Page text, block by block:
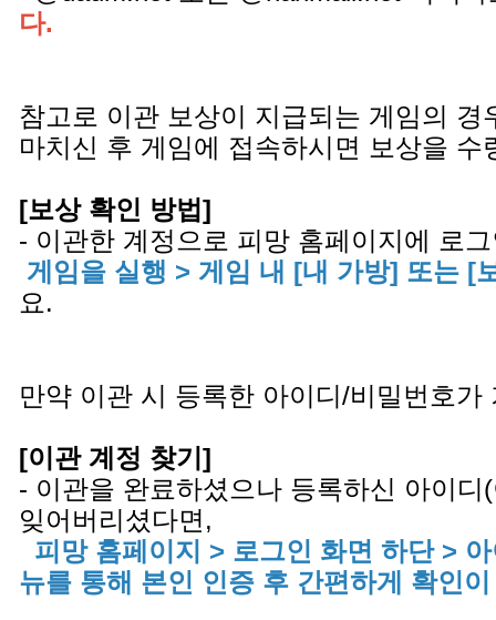
다.
참고로 이관 보상이 지급되는 게임의 경
마치신 후 게임에 접속하시면 보상을 수
[보상 확인 방법]
- 이관한 계정으로 피망 홈페이지에 로
게임을 실행 > 게임 내 [내 가방] 또는 [
요.
만약 이관 시 등록한 아이디/비밀번호가
[이관 계정 찾기]
- 이관을 완료하셨으나 등록하신 아이디
잊어버리셨다면,
피망 홈페이지 > 로그인 화면 하단 >
뉴를 통해 본인 인증 후 간편하게 확인